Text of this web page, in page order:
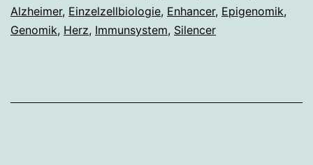
Alzheimer, Einzelzellbiologie, Enhancer, Epigenomik,
Genomik, Herz, Immunsystem, Silencer